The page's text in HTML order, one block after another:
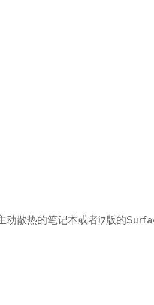
动散热的笔记本或者i7版的